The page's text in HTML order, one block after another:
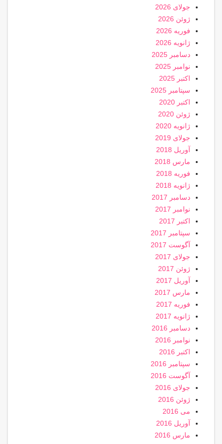
جولای 2026
ژوئن 2026
فوریه 2026
ژانویه 2026
دسامبر 2025
نوامبر 2025
اکتبر 2025
سپتامبر 2025
اکتبر 2020
ژوئن 2020
ژانویه 2020
جولای 2019
آوریل 2018
مارس 2018
فوریه 2018
ژانویه 2018
دسامبر 2017
نوامبر 2017
اکتبر 2017
سپتامبر 2017
آگوست 2017
جولای 2017
ژوئن 2017
آوریل 2017
مارس 2017
فوریه 2017
ژانویه 2017
دسامبر 2016
نوامبر 2016
اکتبر 2016
سپتامبر 2016
آگوست 2016
جولای 2016
ژوئن 2016
می 2016
آوریل 2016
مارس 2016